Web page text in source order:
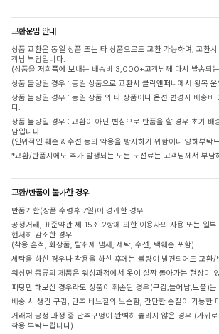
교환운임 안내
상품 교환은 동일 상품 또는 타 상품으로도 교환 가능하며, 교환
객님 부담입니다.
(상품을 저희쪽에 보내는 배송비 3,000+고객님께 다시 발송되
상품 불량일 경우 : 동일 상품으로 교환시 클릭앤퍼니에서 왕복
상품 불량일 경우 : 동일 상품 외 타 상품이나 옵션 변경시 배송
다.
상품 불량일 경우 : 교환이 아닌 변심으로 반품을 할 경우 초기
담입니다.
(인위적인 훼손 & 수선 등의 악용을 방지하기 위함이니 양해부탁
*교환/반품시에도 추가 발생되는 모든 도선료는 고객님께서 부담
교환/반품이 불가한 경우
반품기한(상품 수령후 7일)이 경과한 경우
공정거래, 표준약관 제 15조 2항에 의한 이용자의 사용 또는 일
현저히 감소한 경우
(착용 흔적, 화장품, 탈취제 냄새, 세탁, 수선, 택훼손 포함)
세탁을 하신 경우나 착용을 하신 후에는 불량이 발견되어도 교환/
워싱면 종류의 제품은 워싱과정에서 옷이 살짝 돌아가는 현상이
피팅만 해보신 경우라도 상품이 훼손된 경우(구김,늘어남,보풀)는
배송 시 생긴 구김, 단추 바느질의 느슨함, 간단한 손질이 가능한
거래처 공정 과정 중 단추구멍이 완벽히 뚫리지 않은 경우 (가위
착용 부탁드립니다)